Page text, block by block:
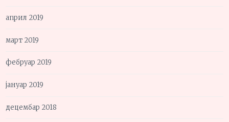
април 2019
март 2019
фебруар 2019
јануар 2019
децембар 2018